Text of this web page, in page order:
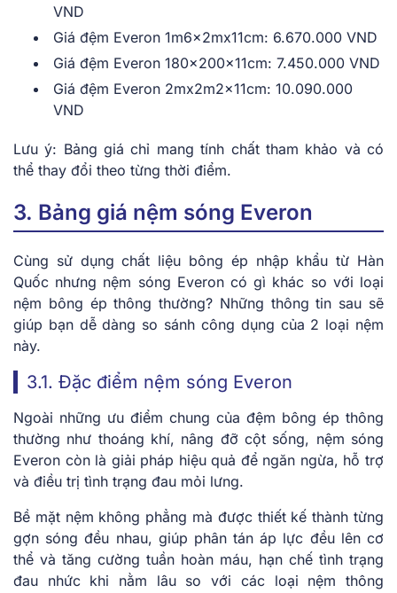
VND
Giá đệm Everon 1m6x2mx11cm: 6.670.000 VND
Giá đệm Everon 180x200x11cm: 7.450.000 VND
Giá đệm Everon 2mx2m2x11cm: 10.090.000
VND
Lưu ý: Bảng giá chỉ mang tính chất tham khảo và có
thể thay đổi theo từng thời điểm.
3. Bảng giá nệm sóng Everon
Cùng sử dụng chất liệu bông ép nhập khẩu từ Hàn
Quốc nhưng nệm sóng Everon có gì khác so với loại
nệm bông ép thông thường? Những thông tin sau sẽ
giúp bạn dễ dàng so sánh công dụng của 2 loại nệm
này.
3.1. Đặc điểm nệm sóng Everon
Ngoài những ưu điểm chung của đệm bông ép thông
thường như thoáng khí, nâng đỡ cột sống, nệm sóng
Everon còn là giải pháp hiệu quả để ngăn ngừa, hỗ trợ
và điều trị tình trạng đau mỏi lưng.
Bề mặt nệm không phẳng mà được thiết kế thành từng
gợn sóng đều nhau, giúp phân tán áp lực đều lên cơ
thể và tăng cường tuần hoàn máu, hạn chế tình trạng
đau nhức khi nằm lâu so với các loại nệm thông